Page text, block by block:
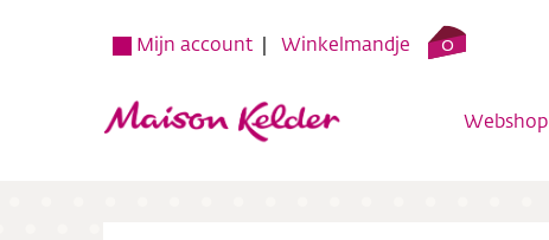
Mijn account Winkelmandje 0
Webshop